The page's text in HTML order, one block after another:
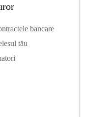
bancare
tău